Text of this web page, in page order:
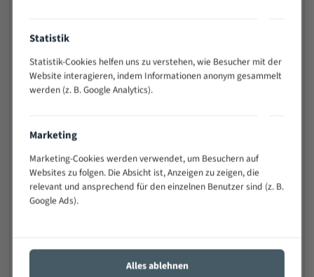
Widerstandsfähig gegen Zahnbruch auch bei
schwierigen Werkstücken (Materialmischung,
wechselnde Verbindungslängen)
Sehr geringe Vibration
Technische Beschreibung:
Positiver Spanwinkel
Bandkörper aus hochlegiertem Federstahl
Statistik
Statistik-Cookies helfen uns zu verstehen, wie Besucher mit der
Website interagieren, indem Informationen anonym gesammelt
werden (z. B. Google Analytics).
Marketing
Marketing-Cookies werden verwendet, um Besuchern auf
Websites zu folgen. Die Absicht ist, Anzeigen zu zeigen, die
relevant und ansprechend für den einzelnen Benutzer sind (z. B.
Google Ads).
Alles ablehnen